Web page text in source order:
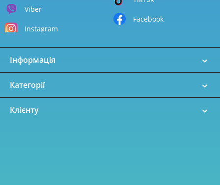
Viber
Instagram
Facebook
Інформація
Категорії
Клієнту